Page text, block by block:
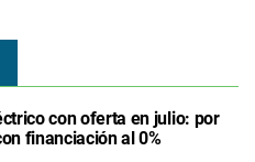
con oferta en julio: por
financiación al 0%